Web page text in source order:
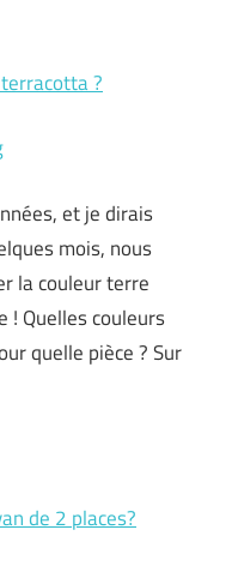
?
et je dirais
mois, nous
la couleur terre
! Quelles couleurs
quelle pièce ? Sur
de 2 places?